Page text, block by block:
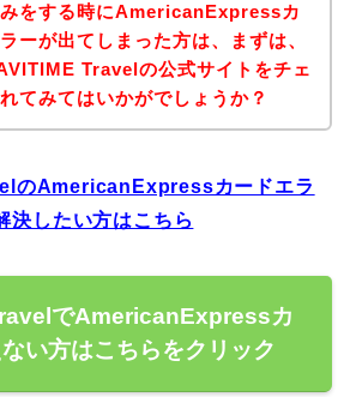
をする時にAmericanExpressカ
ーが出てしまった方は、まずは、
Travelの公式サイトをチェ
てみてはいかがでしょうか？
のAmericanExpressカードエラ
決したい方はこちら
でAmericanExpressカ
い方はこちらをクリック